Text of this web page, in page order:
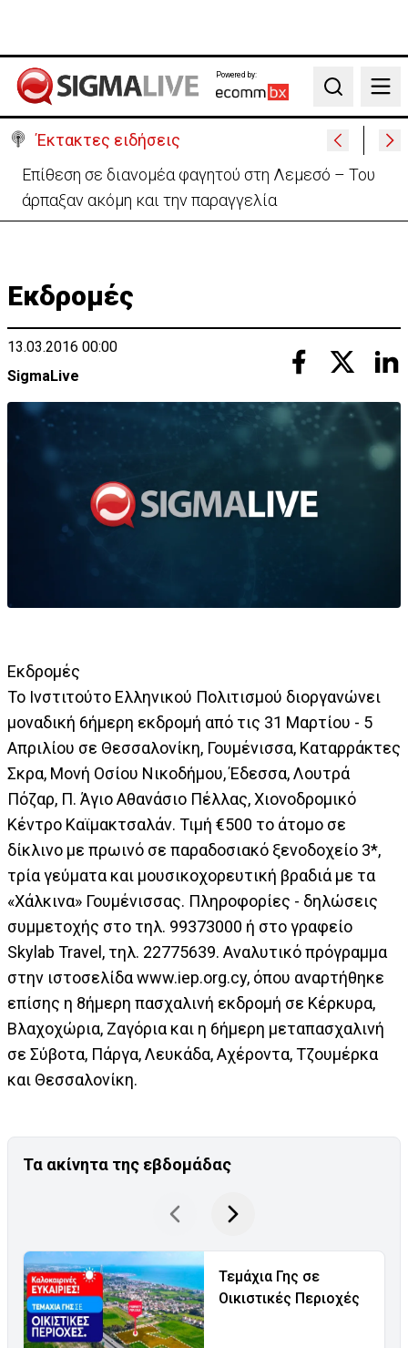
Powered by:
Search
Έκτακτες ειδήσεις
Ιταλία-Ισπανία: Στα άκρα η διπλωματική κόντρα για
το Σένγκεν
Εκδρομές
13.03.2016 00:00
SigmaLive
Εκδρομές
Το Ινστιτούτο Ελληνικού Πολιτισμού διοργανώνει
μοναδική 6ήμερη εκδρομή από τις 31 Μαρτίου - 5
Απριλίου σε Θεσσαλονίκη, Γουμένισσα, Καταρράκτες
Σκρα, Μονή Οσίου Νικοδήμου, Έδεσσα, Λουτρά
Πόζαρ, Π. Άγιο Αθανάσιο Πέλλας, Χιονοδρομικό
Κέντρο Καϊμακτσαλάν. Τιμή €500 το άτομο σε
δίκλινο με πρωινό σε παραδοσιακό ξενοδοχείο 3*,
τρία γεύματα και μουσικοχορευτική βραδιά με τα
«Χάλκινα» Γουμένισσας. Πληροφορίες - δηλώσεις
συμμετοχής στο τηλ. 99373000 ή στο γραφείο
Skylab Travel, τηλ. 22775639. Αναλυτικό πρόγραμμα
στην ιστοσελίδα www.iep.org.cy, όπου αναρτήθηκε
επίσης η 8ήμερη πασχαλινή εκδρομή σε Κέρκυρα,
Βλαχοχώρια, Ζαγόρια και η 6ήμερη μεταπασχαλινή
σε Σύβοτα, Πάργα, Λευκάδα, Αχέροντα, Τζουμέρκα
και Θεσσαλονίκη.
Τα ακίνητα της εβδομάδας
Τεμάχια Γης σε
Οικιστικές Περιοχές